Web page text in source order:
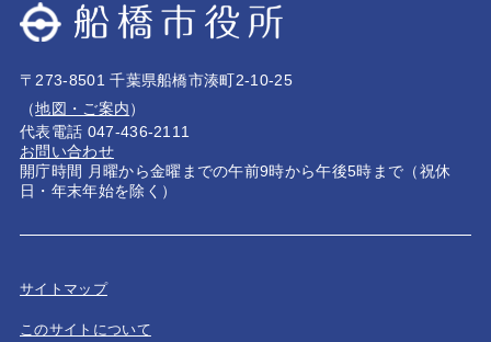
〒273-8501 千葉県船橋市湊町2-10-25
（地図・ご案内）
代表電話 047-436-2111
お問い合わせ
開庁時間 月曜から金曜までの午前9時から午後5時まで（祝休
日・年末年始を除く）
サイトマップ
このサイトについて